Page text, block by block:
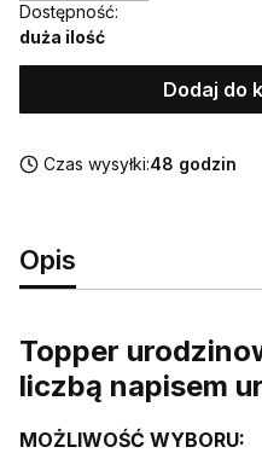
Dostępność:
duża ilość
Dodaj do
Czas wysyłki:48 godzin
Opis
Topper
liczbą napisem
MOŻLIWOŚĆ WYBORU: